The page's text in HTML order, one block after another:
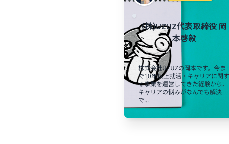
(株)UZUZ代表取締役 岡
本啓毅
株式会社UZUZの岡本です。今ま
で10年以上就活・キャリアに関す
る事業を運営してきた経験から、
キャリアの悩みがなんでも解決
で...